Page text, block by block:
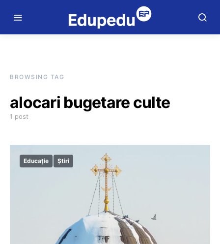
BROWSING TAG
alocari bugetare culte
1 post
Educație Știri